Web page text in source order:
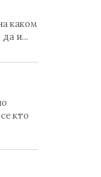
каком
и...
кто